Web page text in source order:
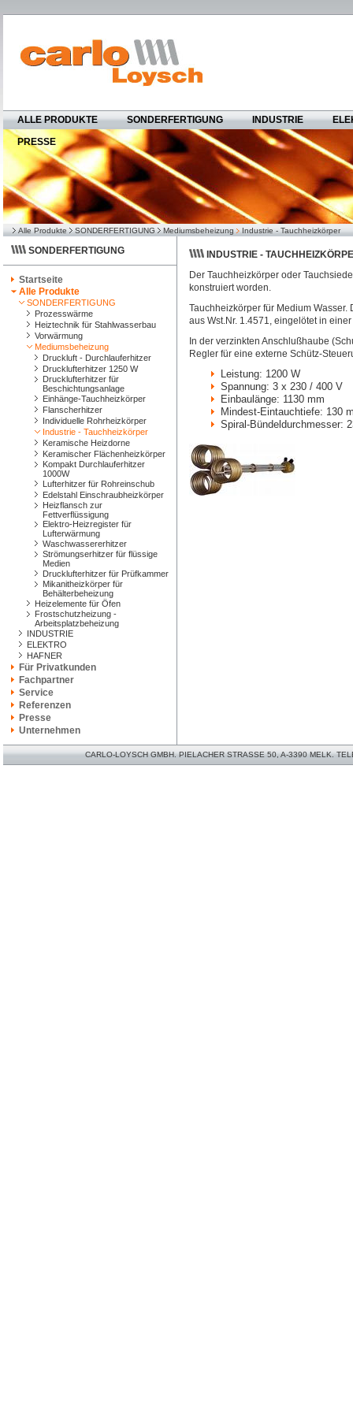
ALLE PRODUKTE SONDERFERTIGUNG INDUSTRIE
PRESSE
Alle Produkte SONDERFERTIGUNG Mediumsbeheizung Industrie - Tauchheizkörper
SONDERFERTIGUNG
Startseite
Alle Produkte
SONDERFERTIGUNG
Prozesswärme
Heiztechnik für Stahlwasserbau
Vorwärmung
Mediumsbeheizung
Druckluft - Durchlauferhitzer
Drucklufterhitzer 1250 W
Drucklufterhitzer für
Beschichtungsanlage
Einhänge-Tauchheizkörper
Flanscherhitzer
Individuelle Rohrheizkörper
Industrie - Tauchheizkörper
Keramische Heizdorne
Keramischer Flächenheizkörper
Kompakt Durchlauferhitzer
1000W
Lufterhitzer für Rohreinschub
Edelstahl Einschraubheizkörper
Heizflansch zur
Fettverflüssigung
Elektro-Heizregister für
Lufterwärmung
Waschwassererhitzer
Strömungserhitzer für flüssige
Medien
Drucklufterhitzer für Prüfkammer
Mikanitheizkörper für
Behälterbeheizung
Heizelemente für Öfen
Frostschutzheizung -
Arbeitsplatzbeheizung
INDUSTRIE
ELEKTRO
HAFNER
Für Privatkunden
Fachpartner
Service
Referenzen
Presse
Unternehmen
INDUSTRIE -
Der Tauchheizkörper oder
konstruiert worden.
Tauchheizkörper für Medium
aus Wst.Nr. 1.4571, eingelötet in
In der verzinkten Anschlußhaube
Regler für eine externe Schütz-
Leistung: 1200 W
Spannung: 3 x 230 / 400 V
Einbaulänge: 1130 mm
Mindest-Eintauchtiefe: 130
Spiral-Bündeldurchmesser:
CARLO-LOYSCH GMBH. PIELACHER STRASSE 50, A-3390 MELK.